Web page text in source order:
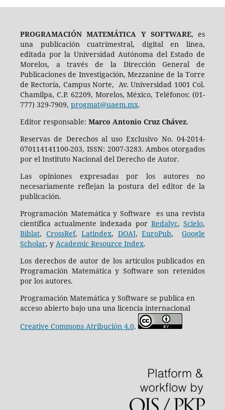
PROGRAMACIÓN MATEMÁTICA Y SOFTWARE, es
una publicación cuatrimestral, digital en línea,
editada por la Universidad Autónoma del Estado de
Morelos, a través de la Dirección General de
Publicaciones de Investigación, Mezzanine de la Torre
de Rectoría, Campus Norte, Av. Universidad 1001 Col.
Chamilpa, C.P. 62209, Morelos, México, Teléfonos: (01-
777) 329-7909, progmat@uaem.mx.
Editor responsable: Marco Antonio Cruz Chávez.
Reservas de Derechos al uso Exclusivo No. 04-2014-
070114141100-203, ISSN: 2007-3283. Ambos otorgados
por el Instituto Nacional del Derecho de Autor.
Las opiniones expresadas por los autores no
necesariamente reflejan la postura del editor de la
publicación.
Programación Matemática y Software es una revista
científica actualmente indexada por Redalyc,Scielo,
Biblat, CrossRef,Latindex, DOAJ,EuroPub,Google
Scholar, y Academic Resource Index.
Los derechos de autor de los artículos publicados en
Programación Matemática y Software son retenidos
por los autores.
Programación Matemática y Software se publica en
acceso abierto bajo una una licencia internacional
Creative Commons Atribución 4.0.